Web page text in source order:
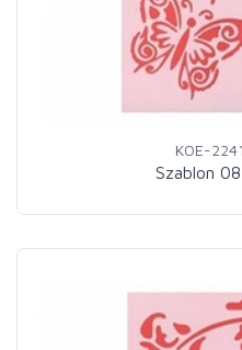
KOE-
Szablon